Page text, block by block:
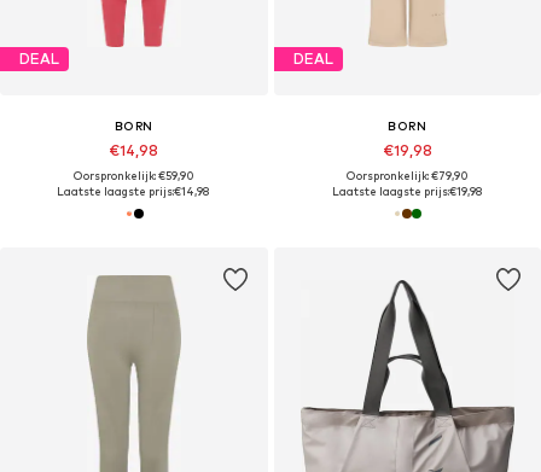
DEAL
BORN
€14,98
Oorspronkelijk: €59,90
Laatste laagste prijs:€14,98
DEAL
BORN
€19,98
Oorspronkelijk: €79,90
Laatste laagste prijs:€19,98